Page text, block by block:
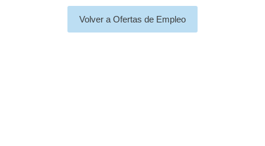
Volver a Ofertas de Empleo